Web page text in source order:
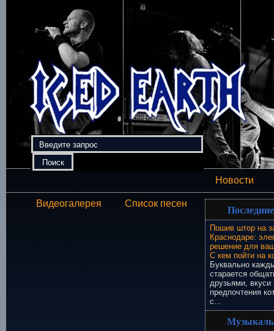
Новости
Видеогалерея Список песен
Пошив штор на
Краснодаре:
решение для
С кем пойти на
Буквально
старается
друзьями, вкуси
предпочтения
с...